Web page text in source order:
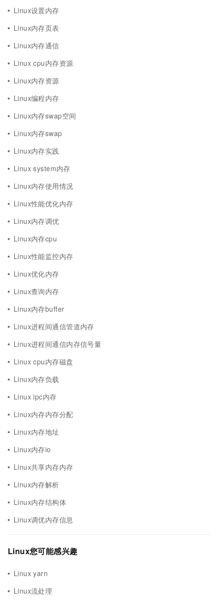
Linux设置内存
Linux内存页表
Linux内存通信
Linux cpu内存资源
Linux内存资源
Linux编程内存
Linux内存swap空间
Linux内存swap
Linux内存实践
Linux system内存
Linux内存使用情况
Linux性能优化内存
Linux内存调优
Linux内存cpu
Linux性能监控内存
Linux优化内存
Linux查询内存
Linux内存buffer
Linux进程间通信管道内存
Linux进程间通信内存信号量
Linux cpu内存磁盘
Linux内存负载
Linux ipc内存
Linux内存内存分配
Linux内存地址
Linux内存io
Linux共享内存内存
Linux内存解析
Linux内存结构体
Linux调优内存信息
Linux您可能感兴趣
Linux yarn
Linux流处理